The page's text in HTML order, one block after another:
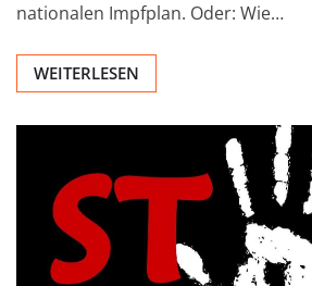
nationalen Impfplan. Oder: Wie…
WEITERLESEN